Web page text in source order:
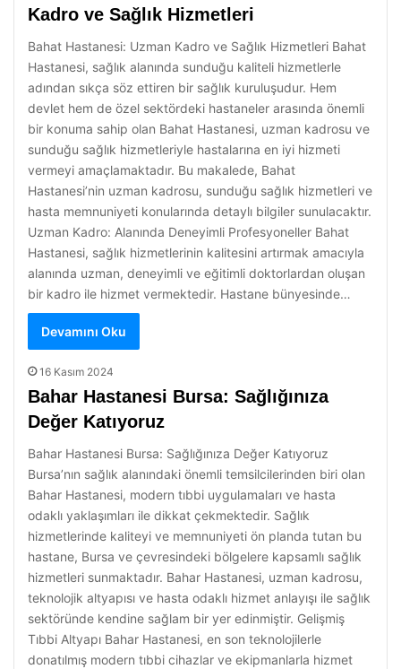
Kadro ve Sağlık Hizmetleri
Bahat Hastanesi: Uzman Kadro ve Sağlık Hizmetleri Bahat
Hastanesi, sağlık alanında sunduğu kaliteli hizmetlerle
adından sıkça söz ettiren bir sağlık kuruluşudur. Hem
devlet hem de özel sektördeki hastaneler arasında önemli
bir konuma sahip olan Bahat Hastanesi, uzman kadrosu ve
sunduğu sağlık hizmetleriyle hastalarına en iyi hizmeti
vermeyi amaçlamaktadır. Bu makalede, Bahat
Hastanesi’nin uzman kadrosu, sunduğu sağlık hizmetleri ve
hasta memnuniyeti konularında detaylı bilgiler sunulacaktır.
Uzman Kadro: Alanında Deneyimli Profesyoneller Bahat
Hastanesi, sağlık hizmetlerinin kalitesini artırmak amacıyla
alanında uzman, deneyimli ve eğitimli doktorlardan oluşan
bir kadro ile hizmet vermektedir. Hastane bünyesinde…
Devamını Oku
16 Kasım 2024
Bahar Hastanesi Bursa: Sağlığınıza
Değer Katıyoruz
Bahar Hastanesi Bursa: Sağlığınıza Değer Katıyoruz
Bursa’nın sağlık alanındaki önemli temsilcilerinden biri olan
Bahar Hastanesi, modern tıbbi uygulamaları ve hasta
odaklı yaklaşımları ile dikkat çekmektedir. Sağlık
hizmetlerinde kaliteyi ve memnuniyeti ön planda tutan bu
hastane, Bursa ve çevresindeki bölgelere kapsamlı sağlık
hizmetleri sunmaktadır. Bahar Hastanesi, uzman kadrosu,
teknolojik altyapısı ve hasta odaklı hizmet anlayışı ile sağlık
sektöründe kendine sağlam bir yer edinmiştir. Gelişmiş
Tıbbi Altyapı Bahar Hastanesi, en son teknolojilerle
donatılmış modern tıbbi cihazlar ve ekipmanlarla hizmet